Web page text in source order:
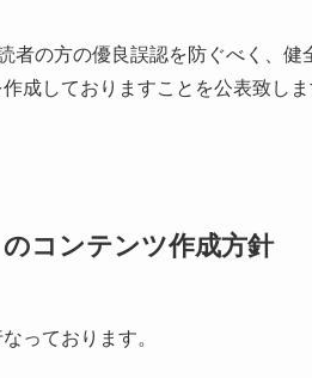
者の方の優良誤認を防ぐべく、健
成しておりますことを公表致しま
コンテンツ作成方針
っております。